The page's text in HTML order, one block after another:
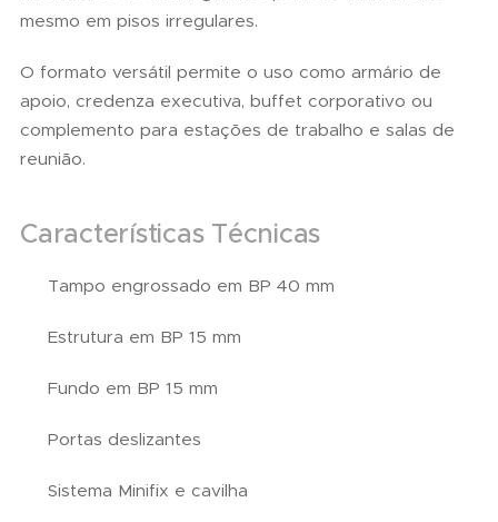
mesmo em pisos irregulares.
O formato versátil permite o uso como armário de
apoio, credenza executiva, buffet corporativo ou
complemento para estações de trabalho e salas de
reunião.
Características Técnicas
✔ Tampo engrossado em BP 40 mm
✔ Estrutura em BP 15 mm
✔ Fundo em BP 15 mm
✔ Portas deslizantes
✔ Sistema Minifix e cavilha